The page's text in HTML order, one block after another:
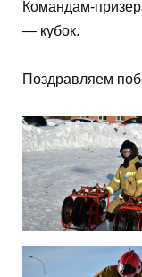
Командам-
— кубок.
Поздравляем